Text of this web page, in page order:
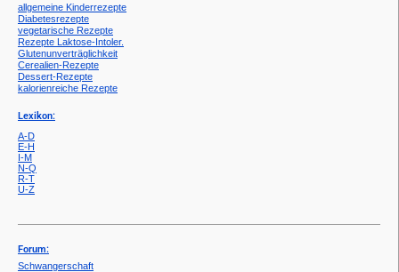
allgemeine Kinderrezepte
Diabetesrezepte
vegetarische Rezepte
Rezepte Laktose-Intoler.
Glutenunverträglichkeit
Cerealien-Rezepte
Dessert-Rezepte
kalorienreiche Rezepte
Lexikon:
A-D
E-H
I-M
N-Q
R-T
U-Z
Forum:
Schwangerschaft